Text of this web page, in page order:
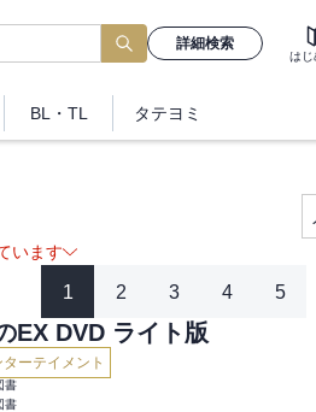
詳細検索
はじ
BL・TL タテヨミ
います
1 2 3 4 5
EX DVD ライト版
ターテイメント
書
書